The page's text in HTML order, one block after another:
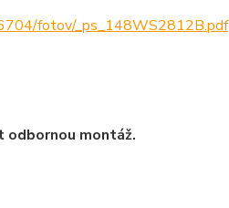
fotov/_ps_148WS2812B.pdf
odbornou montáž.